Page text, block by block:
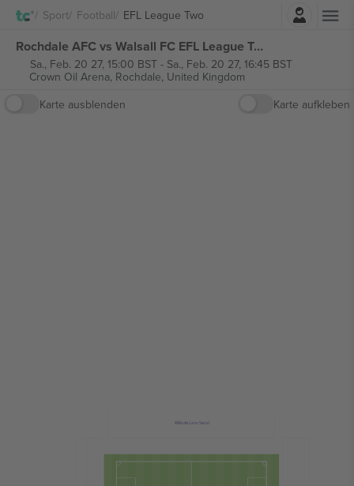
Sport Football EFL League TwoEinloggen
Rochdale AFC vs Walsall FC EFL League Two tickets
Sa., Feb. 20 27, 15:00 BST- Sa., Feb. 20 27, 16:45 BST
Crown Oil Arena, Rochdale, United Kingdom
Karte ausblenden
Karte aufkleben
Willbutts Lane Stand